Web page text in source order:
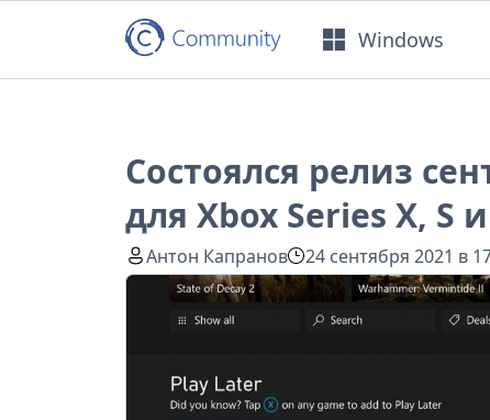
Windows
Состоялся релиз
для Xbox Series X, S
Антон Капранов 24 сентября 2021 в